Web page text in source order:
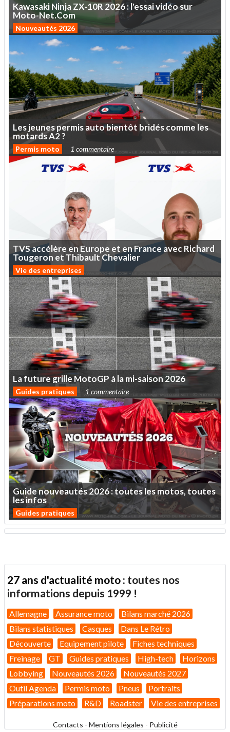
KawasakiNinjaZX-10R2026:l'essaividéosur
Moto-Net.Com
Nouveautés 2026
Lesjeunespermisautobientôt bridéscommeles
motardsA2?
Permis moto 1 commentaire
TVSaccélère enEurope et enFrance avecRichard
Tougeron et Thibault Chevalier
Vie des entreprises
Lafuturegrille MotoGP àlami-saison 2026
Guides pratiques 1 commentaire
Guidenouveautés2026:touteslesmotos,toutes
lesinfos
Guides pratiques
27 ans d'actualité moto : toutes nos
informations depuis 1999 !
Allemagne Assurance moto
Bilans marché 2026
Bilans statistiques
Casques
Dans Le Rétro
Découverte
Equipement pilote
Fiches techniques
Freinage
GT Guides pratiques High-tech
Horizons
Lobbying
Nouveautés 2026
Nouveautés 2027
Outil Agenda
Permis moto Pneus
Portraits
Préparations moto
R&D Roadster Vie des entreprises
Contacts - Mentions légales - Publicité